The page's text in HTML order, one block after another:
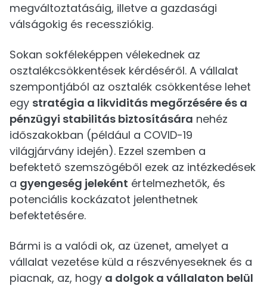
megváltoztatásáig, illetve a gazdasági
válságokig és recessziókig.
Sokan sokféleképpen vélekednek az
osztalékcsökkentések kérdéséről. A vállalat
szempontjából az osztalék csökkentése lehet
egy stratégia a likviditás megőrzésére és a
pénzügyi stabilitás biztosítására nehéz
időszakokban (például a COVID-19
világjárvány idején). Ezzel szemben a
befektető szemszögéből ezek az intézkedések
a gyengeség jeleként értelmezhetők, és
potenciális kockázatot jelenthetnek
befektetésére.
Bármi is a valódi ok, az üzenet, amelyet a
vállalat vezetése küld a részvényeseknek és a
piacnak, az, hogy a dolgok a vállalaton belül